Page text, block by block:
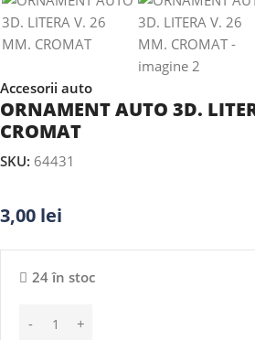
Accesorii auto
ORNAMENT AUTO 3D.
CROMAT
SKU: 64431
3,00 lei
24 în stoc